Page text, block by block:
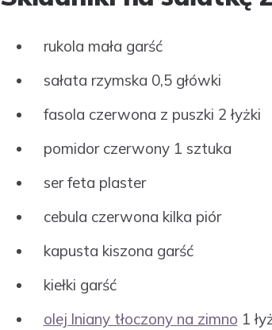
rukola mała garść
sałata rzymska 0,5 główki
fasola czerwona z puszki 2 łyżki
pomidor czerwony 1 sztuka
ser feta plaster
cebula czerwona kilka piór
kapusta kiszona garść
kiełki garść
olej lniany tłoczony na zimno 1